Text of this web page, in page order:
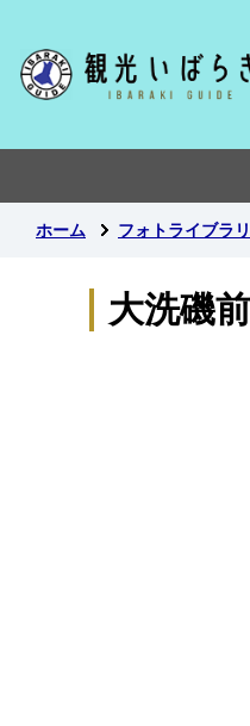
ホーム フォトライブラ
大洗磯